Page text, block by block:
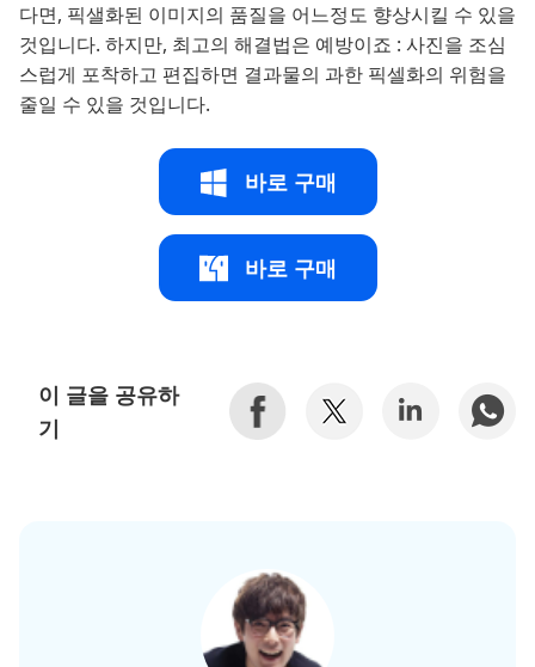
다면, 픽샐화된 이미지의 품질을 어느정도 향상시킬 수 있을
것입니다. 하지만, 최고의 해결법은 예방이죠 : 사진을 조심
스럽게 포착하고 편집하면 결과물의 과한 픽셀화의 위험을
줄일 수 있을 것입니다.
바로 구매
바로 구매
이 글을 공유하
기